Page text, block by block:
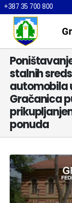
+387 35 700 800
stalnih
automobila
Gračanica
ponuda